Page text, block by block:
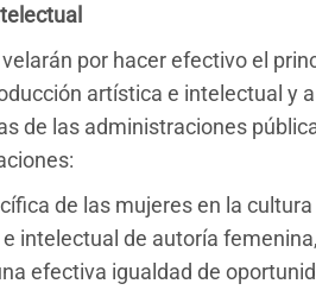
por hacer efectivo el
artística e intelectual y
de las administraciones
de las mujeres en la
intelectual de autoría
efectiva igualdad de